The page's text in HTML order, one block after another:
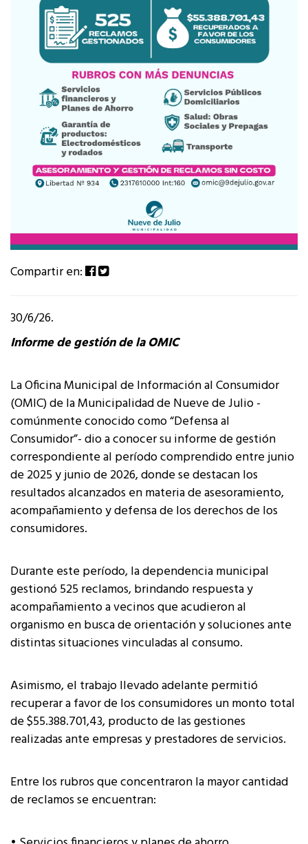
Compartir en:
30/6/26.
Informe de gestión de la OMIC
La Oficina Municipal de Información al Consumidor
(OMIC) de la Municipalidad de Nueve de Julio -
comúnmente conocido como “Defensa al
Consumidor”- dio a conocer su informe de gestión
correspondiente al período comprendido entre junio
de 2025 y junio de 2026, donde se destacan los
resultados alcanzados en materia de asesoramiento,
acompañamiento y defensa de los derechos de los
consumidores.
Durante este período, la dependencia municipal
gestionó 525 reclamos, brindando respuesta y
acompañamiento a vecinos que acudieron al
organismo en busca de orientación y soluciones ante
distintas situaciones vinculadas al consumo.
Asimismo, el trabajo llevado adelante permitió
recuperar a favor de los consumidores un monto total
de $55.388.701,43, producto de las gestiones
realizadas ante empresas y prestadores de servicios.
Entre los rubros que concentraron la mayor cantidad
de reclamos se encuentran: